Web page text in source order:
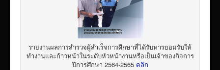
รายงานผลการสำรวจผู้สำเร็จการศึกษาที่ได้รับหารยอมรับให้
ทำงานและก้าวหน้าในระดับหัวหน้างานหรือเป็นเจ้าของกิจการ
ปีการศึกษา 2564-2565 คลิก